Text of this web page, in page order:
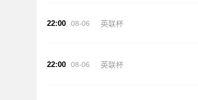
22:00 08-06 英联杯
22:00 08-06 英联杯